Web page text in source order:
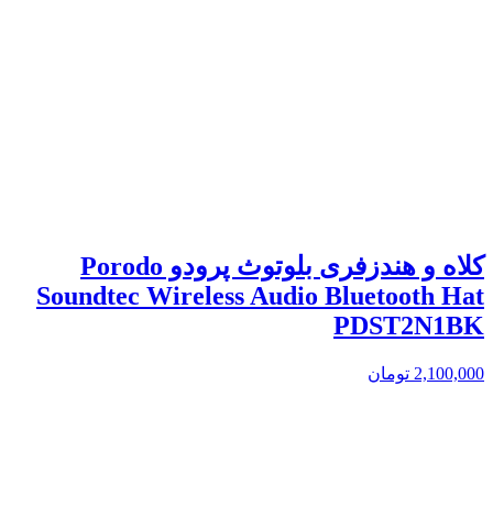
کلاه و هندزفری بلوتوث پرودو Porodo
Soundtec Wireless Audio Bluetooth Hat
PDST2N1BK
2,100,000 تومان